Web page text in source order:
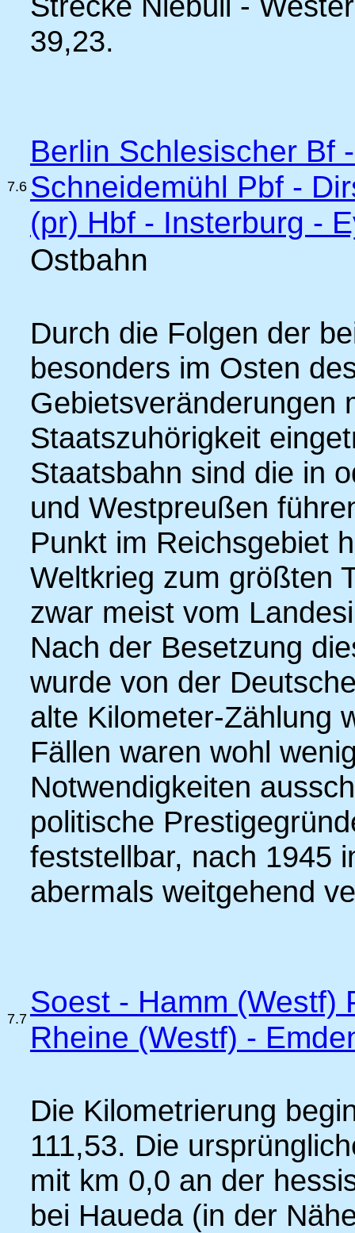
39,23.
7.6
Berlin Schlesischer Bf
Schneidemühl Pbf -
(pr) Hbf - Insterburg -
Ostbahn
Durch die Folgen der
besonders im Osten
Gebietsveränderungen
Staatszuhörigkeit
Staatsbahn sind die in
und Westpreußen
Punkt im Reichsgebiet
Weltkrieg zum größten
zwar meist vom
Nach der Besetzung
wurde von der
alte Kilometer-Zählung
Fällen waren wohl
Notwendigkeiten
politische
feststellbar, nach 1945
abermals weitgehend
7.7 Soest - Hamm (Westf)
Rheine (Westf) -
Die Kilometrierung
111,53. Die
mit km 0,0 an der
bei Haueda (in der